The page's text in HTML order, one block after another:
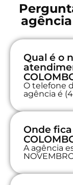
agência
Qual é o
O telefone
agência é
Onde
A agência